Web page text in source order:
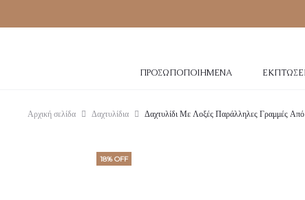
ΠΡΟΣΩΠΟΠΟΙΗΜΈΝΑ
Αρχική σελίδα Δαχτυλίδια Δαχτυλίδι Με Λοξές Παράλληλες Γραμμές
18% OFF